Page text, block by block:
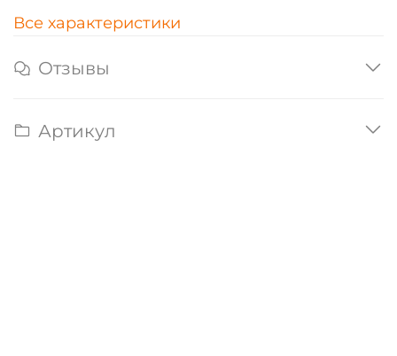
Все характеристики
Отзывы
Артикул